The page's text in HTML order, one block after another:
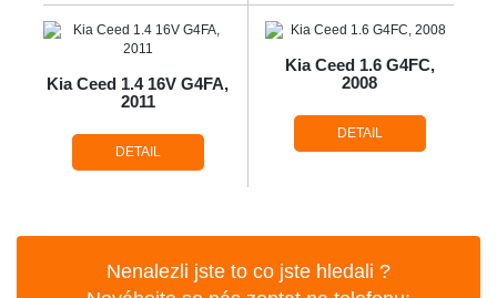
Kia Ceed 1.4 16V G4FA,
2011
DETAIL
Kia Ceed 1.6 G4FC,
2008
DETAIL
Nenalezli jste to co jste hledali ?